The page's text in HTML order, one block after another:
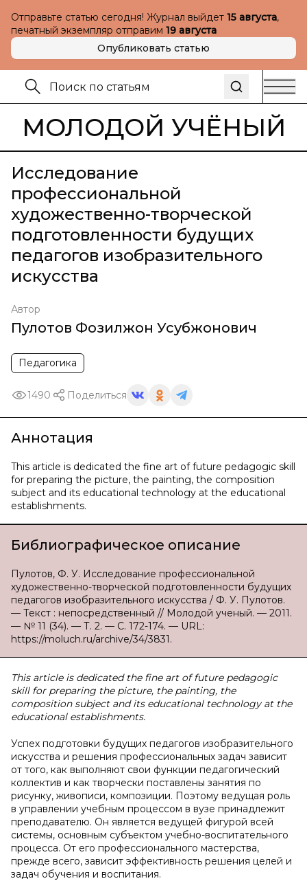
Отправьте статью сегодня! Журнал выйдет 15 августа,
печатный экземпляр отправим 19 августа
Опубликовать статью
МОЛОДОЙ УЧЁНЫЙ
Исследование
профессиональной
художественно-творческой
подготовленности будущих
педагогов изобразительного
искусства
Автор
Пулотов Фозилжон Усубжонович
Педагогика
1490 Поделиться
Аннотация
This article is dedicated the fine art of future pedagogic skill
for preparing the picture, the painting, the composition
subject and its educational technology at the educational
establishments.
Библиографическое описание
Пулотов, Ф. У. Исследование профессиональной
художественно-творческой подготовленности будущих
педагогов изобразительного искусства / Ф. У. Пулотов.
— Текст : непосредственный // Молодой ученый. — 2011.
— № 11 (34). — Т. 2. — С. 172-174. — URL:
https://moluch.ru/archive/34/3831.
This article is dedicated the fine art of future pedagogic
skill for preparing the picture, the painting, the
composition subject and its educational technology at the
educational establishments.
Успех подготовки будущих педагогов изобразительного
искусства и решения профессиональных задач зависит
от того, как выполняют свои функции педагогический
коллектив и как творчески поставлены занятия по
рисунку, живописи, композиции. Поэтому ведущая роль
в управлении учебным процессом в вузе принадлежит
преподавателю. Он является ведущей фигурой всей
систе­мы, основным субъектом учебно-воспитательного
процесса. От его профессионального мастерства,
прежде всего, зависит эффективность решения целей и
задач обучения и воспитания.